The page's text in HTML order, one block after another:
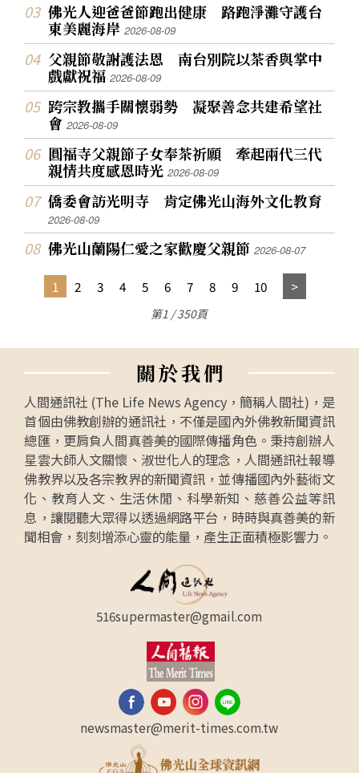
佛光人迎爸爸節跑出健康 路跑淨灘守護台
東美麗海岸2026-08-09
父親節敬謝護法恩 南台別院以茶香與掌中
戲獻祝福2026-08-09
跨宗教攜手關懷弱勢 凝聚善念共建希望社
會2026-08-09
圓福寺父親節子女奉茶祈願 牽起兩代三代
親情共度感恩時光2026-08-09
僑委會訪光明寺 肯定佛光山海外文化教育
2026-08-09
佛光山蘭陽仁愛之家歡慶父親節2026-08-07
1 2 3 4 5 6 7 8 9 10
第1 / 350頁
關於我們
人間通訊社 (The Life News Agency，簡稱人間社)，是
首個由佛教創辦的通訊社，不僅是國內外佛教新聞資訊
總匯，更肩負人間真善美的國際傳播角色。秉持創辦人
星雲大師人文關懷、淑世化人的理念，人間通訊社報導
佛教界以及各宗教界的新聞資訊，並傳播國內外藝術文
化、教育人文、生活休閒、科學新知、慈善公益等訊
息，讓閱聽大眾得以透過網路平台，時時與真善美的新
聞相會，刻刻增添心靈的能量，產生正面積極影響力。
516supermaster@gmail.com
newsmaster@merit-times.com.tw